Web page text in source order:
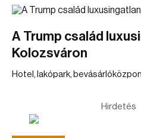
A Trump család
Kolozsváron
Hotel, lakópark,
Hirdetés